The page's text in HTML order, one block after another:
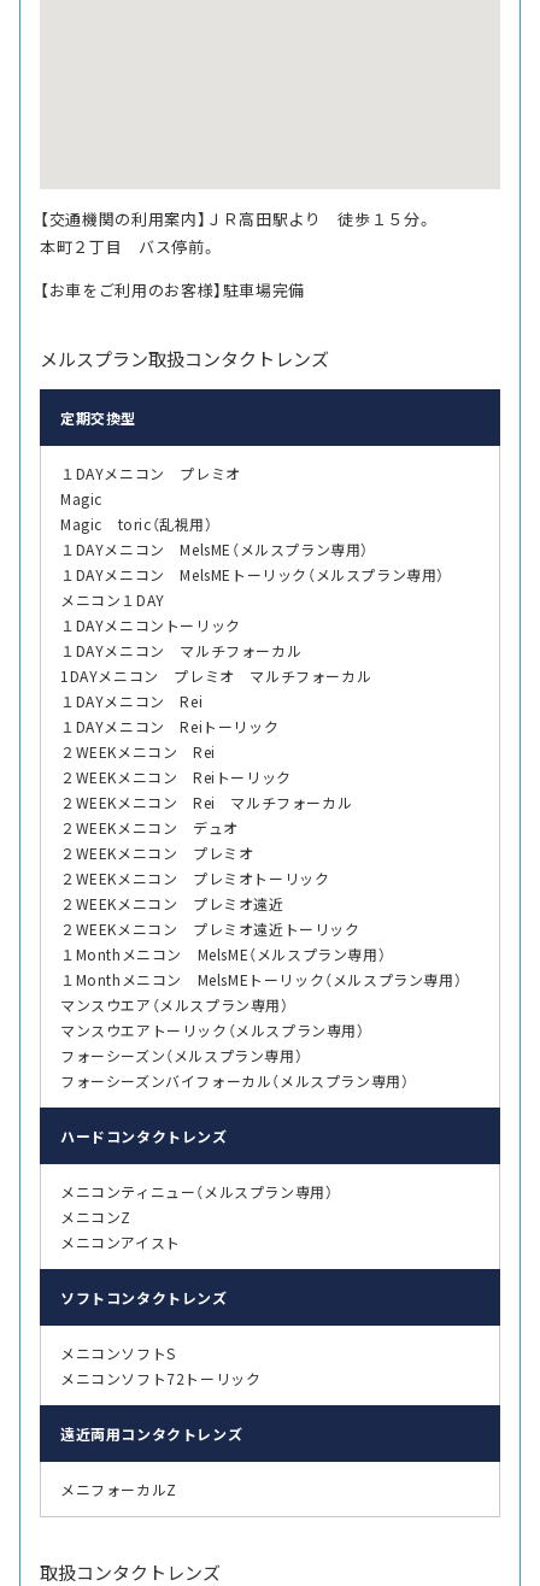
【交通機関の利用案内】ＪＲ高田駅より 徒歩１５分。
本町２丁目 バス停前。
【お車をご利用のお客様】駐車場完備
メルスプラン取扱コンタクトレンズ
定期交換型
１DAYメニコン プレミオ
Magic
Magic toric（乱視用）
１DAYメニコン MelsME（メルスプラン専用）
１DAYメニコン MelsMEトーリック（メルスプラン専用）
メニコン１DAY
１DAYメニコントーリック
１DAYメニコン マルチフォーカル
1DAYメニコン プレミオ マルチフォーカル
１DAYメニコン Rei
１DAYメニコン Reiトーリック
２WEEKメニコン Rei
２WEEKメニコン Reiトーリック
２WEEKメニコン Rei マルチフォーカル
２WEEKメニコン デュオ
２WEEKメニコン プレミオ
２WEEKメニコン プレミオトーリック
２WEEKメニコン プレミオ遠近
２WEEKメニコン プレミオ遠近トーリック
１Monthメニコン MelsME（メルスプラン専用）
１Monthメニコン MelsMEトーリック（メルスプラン専用）
マンスウエア（メルスプラン専用）
マンスウエアトーリック（メルスプラン専用）
フォーシーズン（メルスプラン専用）
フォーシーズンバイフォーカル（メルスプラン専用）
ハード コンタクトレンズ
メニコンティニュー（メルスプラン専用）
メニコンZ
メニコンアイスト
ソフト コンタクトレンズ
メニコンソフトS
メニコンソフト72トーリック
遠近両用コンタクトレンズ
メニフォーカルZ
取扱コンタクトレンズ